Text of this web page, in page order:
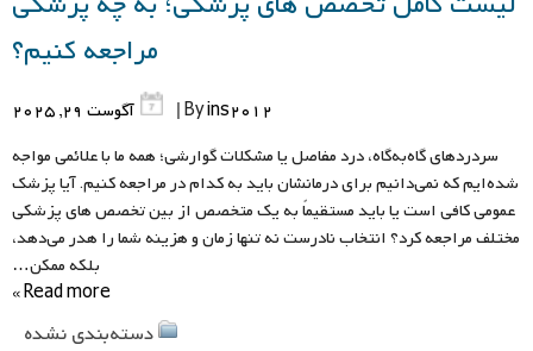
مراجعه کنیم؟
Byins2012
|
آگوست 29, 2025
سردردهای گاه‌به‌گاه، درد مفاصل یا مشکلات گوارشی؛ همه ما با علائمی مواجه
شده‌ایم که نمی‌دانیم برای درمانشان باید به کدام در مراجعه کنیم. آیا پزشک
عمومی کافی است یا باید مستقیماً به یک متخصص از بین تخصص های پزشکی
مختلف مراجعه کرد؟ انتخاب نادرست نه تنها زمان و هزینه شما را هدر می‌دهد،
بلکه ممکن…
Read more »
دسته‌بندی نشده